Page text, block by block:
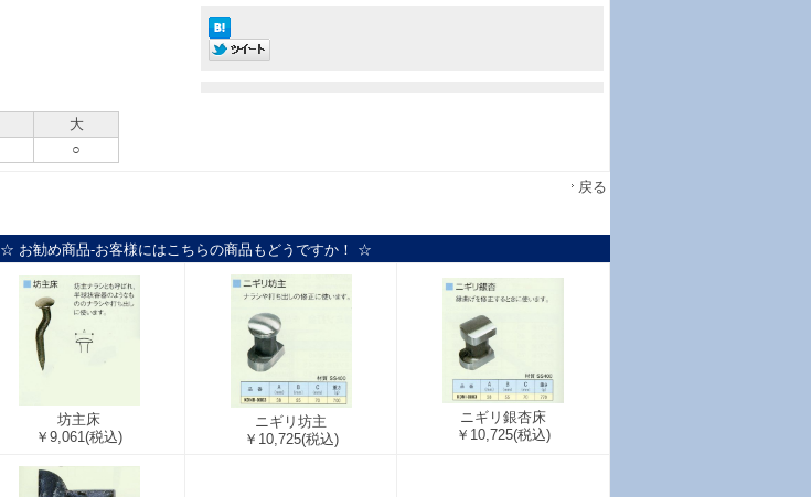
大
○
戻る
☆ お勧め商品-お客様にはこちらの商品もどうですか！ ☆
坊主床
￥9,061(税込)
ニギリ坊主
￥10,725(税込)
ニギリ銀杏床
￥10,725(税込)